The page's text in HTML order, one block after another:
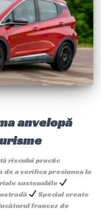
anvelopă
riscului practic
de a verifica presiunea la
sustenabile
Special create
francez de